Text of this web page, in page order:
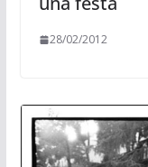
28/02/2012